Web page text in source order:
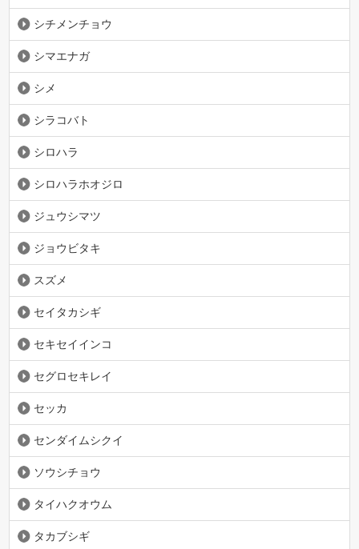
シチメンチョウ
シマエナガ
シメ
シラコバト
シロハラ
シロハラホオジロ
ジュウシマツ
ジョウビタキ
スズメ
セイタカシギ
セキセイインコ
セグロセキレイ
セッカ
センダイムシクイ
ソウシチョウ
タイハクオウム
タカブシギ